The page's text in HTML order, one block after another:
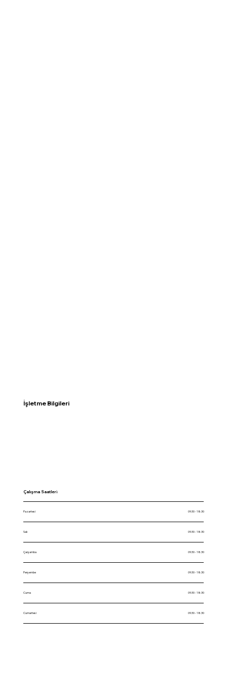
İşletme Bilgileri
Çalışma Saatleri
Pazartesi 09:30 - 18:30
Salı 09:30 - 18:30
Çarşamba 09:30 - 18:30
Perşembe 09:30 - 18:30
Cuma 09:30 - 18:30
Cumartesi 09:30 - 18:30